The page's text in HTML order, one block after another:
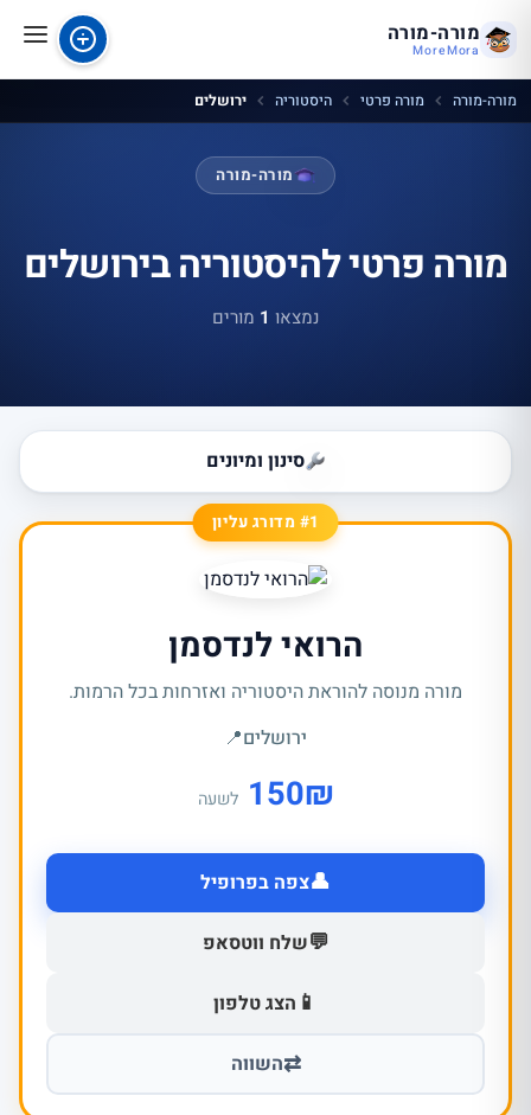
מורה-מורה
MoreMora
מורה-מורה מורה פרטי היסטוריה ירושלים
מורה-מורה
מורה פרטי להיסטוריה בירושלים
נמצאו 1 מורים
סינון ומיונים
#1 מדורג עליון
הרואי לנדסמן
מורה מנוסה להוראת היסטוריה ואזרחות בכל הרמות.
ירושלים📍
₪
150 לשעה
👤צפה בפרופיל
💬שלח ווטסאפ
📱 הצג טלפון
⇄השווה